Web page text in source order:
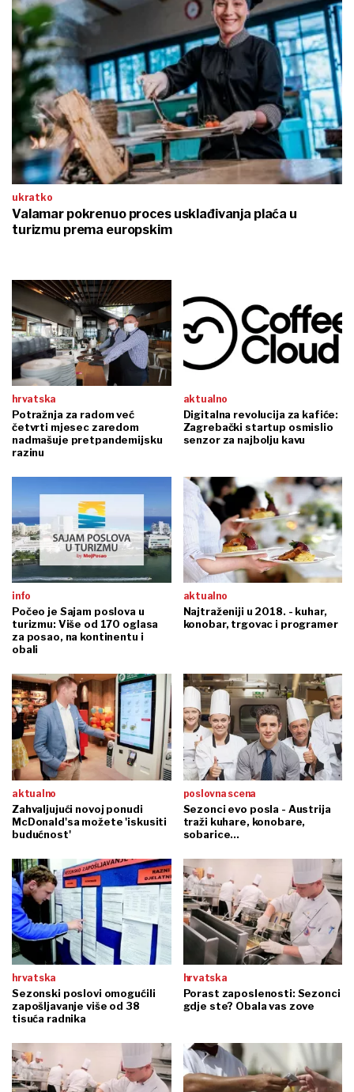
ukratko
Valamar pokrenuo proces usklađivanja plaća u
turizmu prema europskim
hrvatska
Potražnja za radom već
četvrti mjesec zaredom
nadmašuje pretpandemijsku
razinu
aktualno
Digitalna revolucija za kafiće:
Zagrebački startup osmislio
senzor za najbolju kavu
info
Počeo je Sajam poslova u
turizmu: Više od 170 oglasa
za posao, na kontinentu i
obali
aktualno
Najtraženiji u 2018. - kuhar,
konobar, trgovac i programer
aktualno
Zahvaljujući novoj ponudi
McDonald'sa možete 'iskusiti
budućnost'
poslovna scena
Sezonci evo posla - Austrija
traži kuhare, konobare,
sobarice...
hrvatska
Sezonski poslovi omogućili
zapošljavanje više od 38
tisuća radnika
hrvatska
Porast zaposlenosti: Sezonci
gdje ste? Obala vas zove